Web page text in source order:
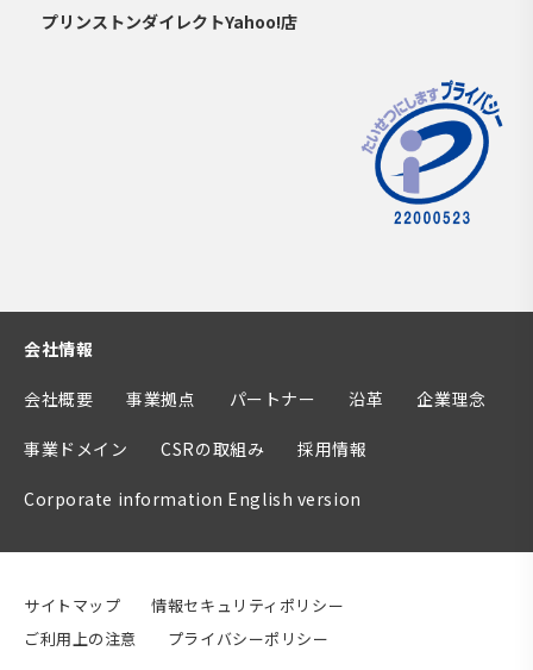
プリンストンダイレクトYahoo!店
会社情報
会社概要 事業拠点 パートナー 沿革 企業理念
事業ドメイン CSRの取組み 採用情報
Corporate information English version
サイトマップ
情報セキュリティポリシー
ご利用上の注意
プライバシーポリシー